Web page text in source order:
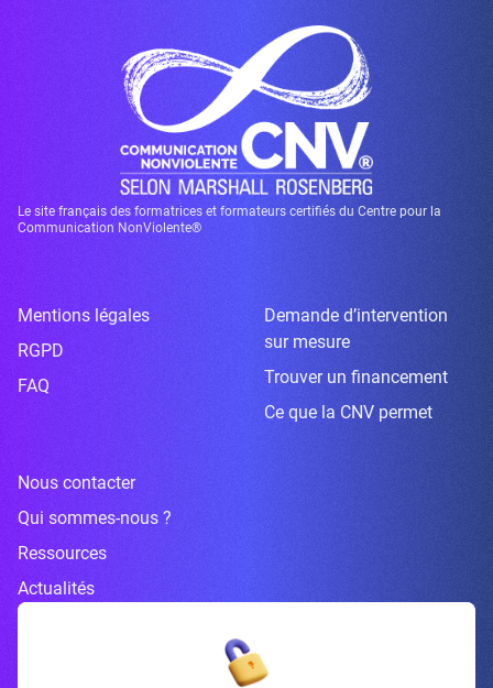
Le site français des formatrices et formateurs certifiés du Centre pour la
Communication NonViolente®
Mentions légales
RGPD
FAQ
Demande d’intervention
sur mesure
Trouver un financement
Ce que la CNV permet
Nous contacter
Qui sommes-nous ?
Ressources
Actualités
Inscrivez-vous à la newsletter